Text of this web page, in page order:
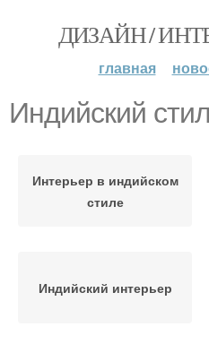
ДИЗАЙН /
главная
Индийский
Интерьер в индийском
стиле
Индийский интерьер